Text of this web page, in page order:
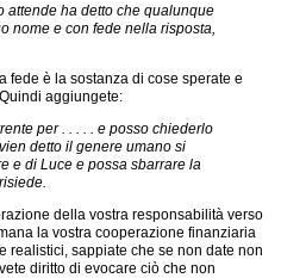
attende ha detto che qualunque
nome e con fede nella risposta,
fede è la sostanza di cose sperate e
aggiungete:
per . . . . . e posso chiederlo
detto il genere umano si
e di Luce e possa sbarrare la
della vostra responsabilità verso
la vostra cooperazione finanziaria
realistici, sappiate che se non date non
diritto di evocare ciò che non